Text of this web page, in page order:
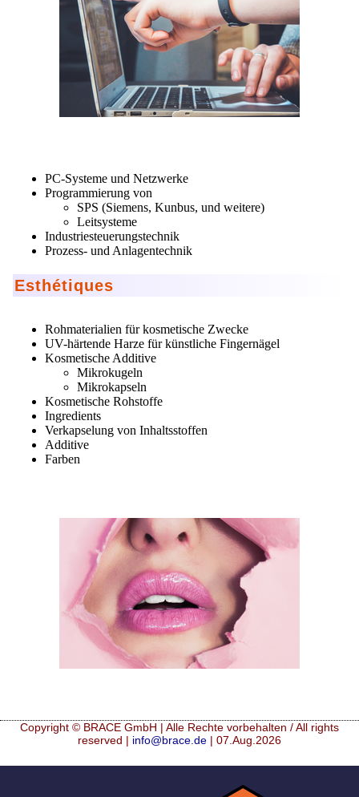
PC-Systeme und Netzwerke
Programmierung von
SPS (Siemens, Kunbus, und weitere)
Leitsysteme
Industriesteuerungstechnik
Prozess- und Anlagentechnik
Esthétiques
Rohmaterialien für kosmetische Zwecke
UV-härtende Harze für künstliche Fingernägel
Kosmetische Additive
Mikrokugeln
Mikrokapseln
Kosmetische Rohstoffe
Ingredients
Verkapselung von Inhaltsstoffen
Additive
Farben
Copyright © BRACE GmbH | Alle Rechte vorbehalten / All rights
reserved | info@brace.de | 07.Aug.2026